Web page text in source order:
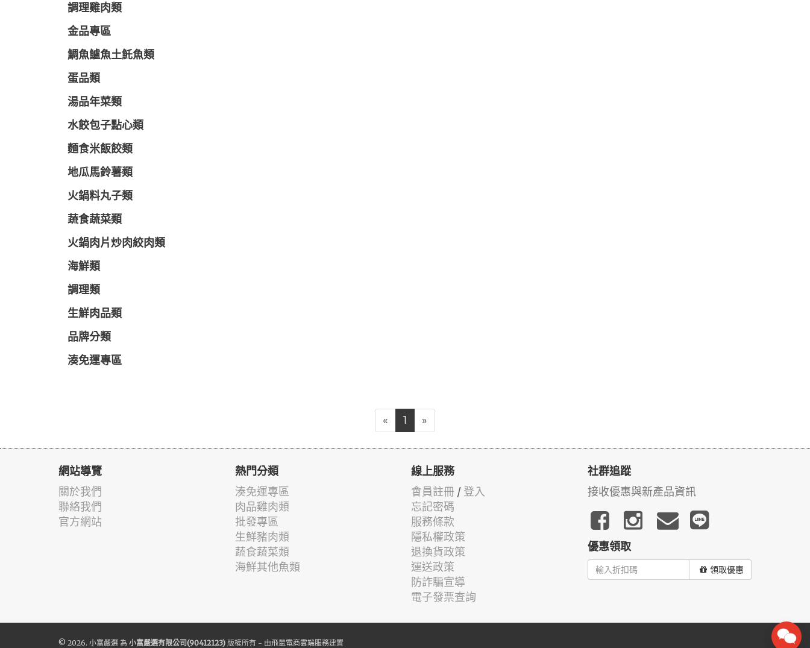
調理雞肉類
金品專區
鯛魚鱸魚土魠魚類
蛋品類
湯品年菜類
水餃包子點心類
麵食米飯餃類
地瓜馬鈴薯類
火鍋料丸子類
蔬食蔬菜類
火鍋肉片炒肉絞肉類
海鮮類
調理類
生鮮肉品類
品牌分類
湊免運專區
« 1 »
網站導覽
關於我們
聯絡我們
官方網站
熱門分類
湊免運專區
肉品雞肉類
批發專區
生鮮豬肉類
蔬食蔬菜類
海鮮其他魚類
線上服務
會員註冊 / 登入
忘記密碼
服務條款
隱私權政策
退換貨政策
運送政策
防詐騙宣導
電子發票查詢
社群追蹤
接收優惠與新產品資訊
優惠領取
領取優惠
© 2026. 小富嚴選 為 小富嚴選有限公司(90412123) 版權所有 - 由飛鼠電商雲端服務建置